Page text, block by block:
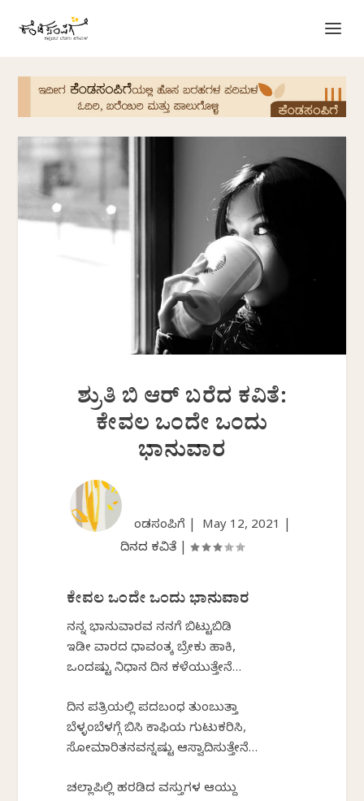
ಶ್ರುತಿ ಬಿ ಆರ್ ಬರೆದ ಕವಿತೆ:
ಕೇವಲ ಒಂದೇ ಒಂದು
ಭಾನುವಾರ
ಕೆಂಡಸಂಪಿಗೆ | May 12, 2021
ದಿನದ ಕವಿತೆ
ಕೇವಲ ಒಂದೇ ಒಂದು ಭಾನುವಾರ
ನನ್ನ ಭಾನುವಾರವ ನನಗೆ ಬಿಟ್ಟುಬಿಡಿ
ಇಡೀ ವಾರದ ಧಾವಂತಕ್ಕೆ ಬ್ರೇಕು ಹಾಕಿ,
ಒಂದಷ್ಟು ನಿಧಾನ ದಿನ ಕಳೆಯುತ್ತೇನೆ…
ದಿನ ಪತ್ರಿಕೆಯಲ್ಲಿ ಪದಬಂಧ ತುಂಬುತ್ತಾ
ಬೆಳ್ಳಂಬೆಳಗ್ಗೆ ಬಿಸಿ ಕಾಫಿಯ ಗುಟುಕರಿಸಿ,
ಸೋಮಾರಿತನವನ್ನಷ್ಟು ಆಸ್ವಾದಿಸುತ್ತೇನೆ…
ಚಲ್ಲಾಪಿಲ್ಲಿ ಹರಡಿದ ವಸ್ತುಗಳ ಆಯ್ದು